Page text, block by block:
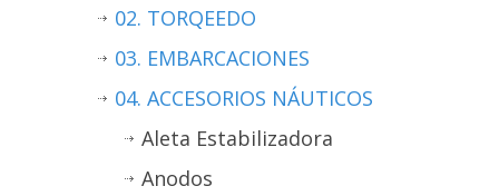
02. TORQEEDO
03. EMBARCACIONES
04. ACCESORIOS NÁUTICOS
Aleta Estabilizadora
Anodos